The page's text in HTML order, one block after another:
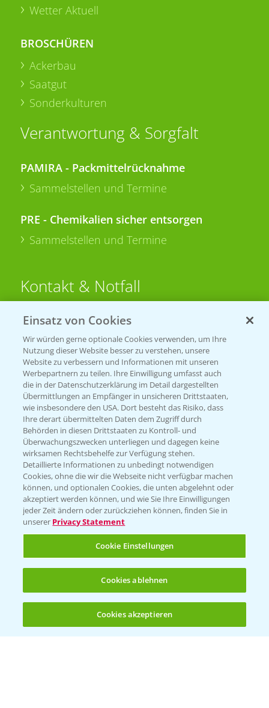
(noch 4)
Wetter Aktuell
BROSCHÜREN
Ackerbau
Saatgut
Sonderkulturen
Verantwortung & Sorgfalt
PAMIRA - Packmittelrücknahme
Sammelstellen und Termine
PRE - Chemikalien sicher entsorgen
Sammelstellen und Termine
Kontakt & Notfall
Beratung auf WhatsApp
T.+49 (0)174 346 564 1
KONTAKT
Hilfe in Notfällen
T.+49 (0)214/30-20220
Folgen Sie uns
Allgemeine Nutzungsbedingungen
Datenschutzerklärung
Impressum
Gebrauchshinweise
Einsatz von Cookies
Wir würden gerne optionale Cookies verwenden, um Ihre
Nutzung dieser Website besser zu verstehen, unsere
Website zu verbessern und Informationen mit unseren
Werbepartnern zu teilen. Ihre Einwilligung umfasst auch
die in der Datenschutzerklärung im Detail dargestellten
Übermittlungen an Empfänger in unsicheren Drittstaaten,
wie insbesondere den USA. Dort besteht das Risiko, dass
Ihre derart übermittelten Daten dem Zugriff durch
Behörden in diesen Drittstaaten zu Kontroll- und
Überwachungszwecken unterliegen und dagegen keine
wirksamen Rechtsbehelfe zur Verfügung stehen.
Detaillierte Informationen zu unbedingt notwendigen
Cookies, ohne die wir die Webseite nicht verfügbar machen
können, und optionalen Cookies, die unten abgelehnt oder
akzeptiert werden können, und wie Sie Ihre Einwilligungen
jeder Zeit ändern oder zurückziehen können, finden Sie in
unserer Privacy Statement
Cookie Einstellungen
Cookies ablehnen
Cookies akzeptieren